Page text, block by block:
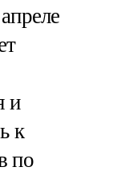
и
к
по